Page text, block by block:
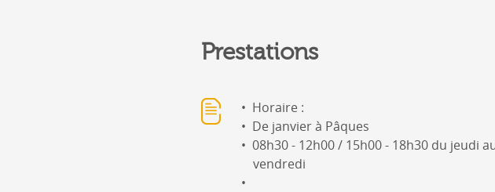
Prestations
Horaire :
De janvier à Pâques
08h30 - 12h00 / 15h00 - 18h30 du jeudi
vendredi